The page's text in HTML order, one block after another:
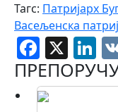
Тагс: Патријарх
Васељенска
X